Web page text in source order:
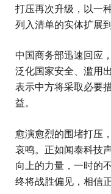
打压再次升级，以一
列入清单的实体扩展
中国商务部迅速回应
泛化国家安全、滥用
表示中方将采取必要
益。
愈演愈烈的围堵打压
哀鸣。正如闻泰科技
向上的力量，一时的
终将战胜偏见，相信